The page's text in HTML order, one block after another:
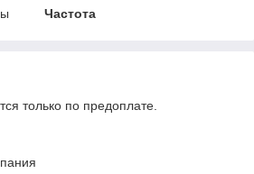
Частота
только по предоплате.